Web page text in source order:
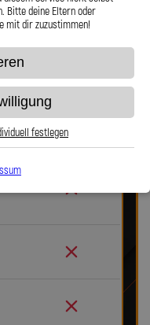
Gummi
Bitte deine Eltern oder
mit dir zuzustimmen!
festlegen